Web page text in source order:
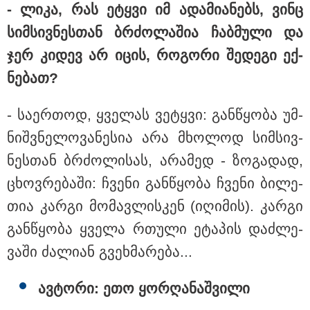
პოლიტიკა
- ლიკა, რას ეტყვი იმ ადა­მი­ა­ნებს, ვინც
სიმ­სივ­ნეს­თან ბრძო­ლა­შია ჩაბ­მუ­ლი და
ჯერ კი­დევ არ იცის, რო­გო­რი შე­დე­გი ექ­
ნე­ბათ?
- სა­ერ­თოდ, ყვე­ლას ვე­ტყვი: გან­წყო­ბა უმ­
ნიშ­ვნე­ლო­ვა­ნე­სია არა მხო­ლოდ სიმ­სივ­
ნეს­თან ბრძო­ლი­სას, არა­მედ - ზო­გა­დად,
ცხოვ­რე­ბა­ში: ჩვე­ნი გან­წყო­ბა ჩვე­ნი ბი­ლე­
თია კარ­გი მო­მავ­ლის­კენ (იღი­მის). კარ­გი
გან­წყო­ბა ყვე­ლა რთუ­ლი ეტა­პის დაძ­ლე­
ვა­ში ძა­ლი­ან გვეხ­მა­რე­ბა...
ავ­ტო­რი: ეთო ყორ­ღა­ნაშ­ვი­ლი